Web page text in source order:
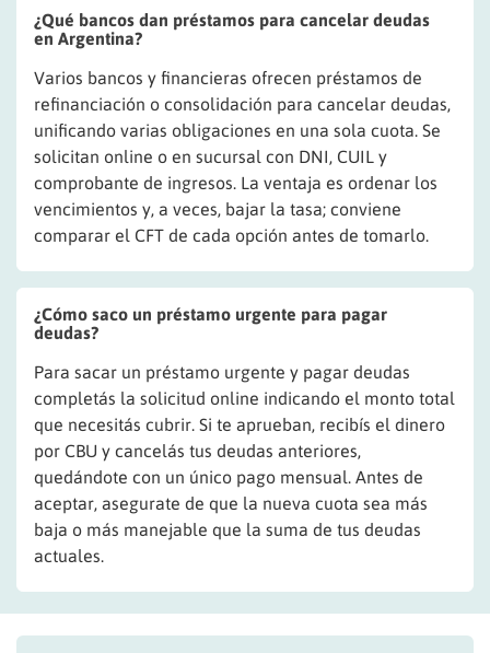
¿Qué bancos dan préstamos para cancelar deudas
en Argentina?
Varios bancos y financieras ofrecen préstamos de
refinanciación o consolidación para cancelar deudas,
unificando varias obligaciones en una sola cuota. Se
solicitan online o en sucursal con DNI, CUIL y
comprobante de ingresos. La ventaja es ordenar los
vencimientos y, a veces, bajar la tasa; conviene
comparar el CFT de cada opción antes de tomarlo.
¿Cómo saco un préstamo urgente para pagar
deudas?
Para sacar un préstamo urgente y pagar deudas
completás la solicitud online indicando el monto total
que necesitás cubrir. Si te aprueban, recibís el dinero
por CBU y cancelás tus deudas anteriores,
quedándote con un único pago mensual. Antes de
aceptar, asegurate de que la nueva cuota sea más
baja o más manejable que la suma de tus deudas
actuales.